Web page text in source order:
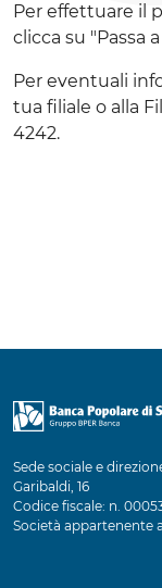
Per effettuare il
clicca su "Passa
Per eventuali
tua filiale o alla
4242.
Sede sociale e
Garibaldi, 16
Codice fiscale: n.
Società appartenente